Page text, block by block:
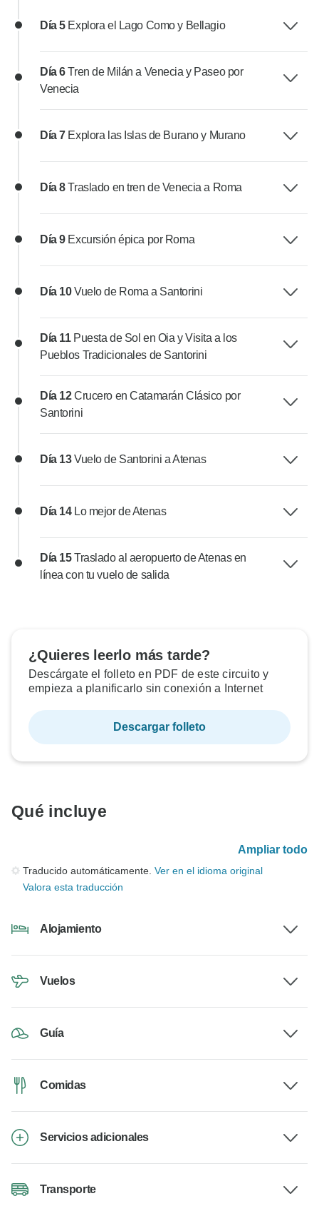
Día 5 Explora el Lago Como y Bellagio
Día 6Tren de Milán a Venecia y Paseo por
Venecia
Día 7 Explora las Islas de Burano y Murano
Día 8Traslado en tren de Venecia a Roma
Día 9 Excursión épica por Roma
Día 10Vuelo de Roma a Santorini
Día 11 Puesta de Sol en Oia y Visita a los
Pueblos Tradicionales de Santorini
Día 12Crucero en Catamarán Clásico por
Santorini
Día 13Vuelo de Santorini a Atenas
Día 14 Lo mejor de Atenas
Día 15Traslado al aeropuerto de Atenas en
línea con tu vuelo de salida
¿Quieres leerlo más tarde?
Descárgate el folleto en PDF de este circuito y
empieza a planificarlo sin conexión a Internet
Descargar folleto
Qué incluye
Ampliar todo
Traducido automáticamente. Ver en el idioma original
Valora esta traducción
Alojamiento
Vuelos
Guía
Comidas
Servicios adicionales
Transporte